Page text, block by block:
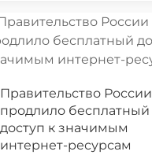
Правительство России
продлило бесплатный
доступ к значимым
интернет-ресурсам